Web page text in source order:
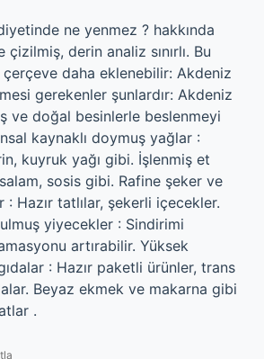
ne yenmez ? hakkında
derin analiz sınırlı. Bu
daha eklenebilir: Akdeniz
gerekenler şunlardır: Akdeniz
ve doğal besinlerle beslenmeyi
kaynaklı doymuş yağlar :
kuyruk yağı gibi. İşlenmiş et
sosis gibi. Rafine şeker ve
Hazır tatlılar, şekerli içecekler.
yiyecekler : Sindirimi
artırabilir. Yüksek
: Hazır paketli ürünler, trans
Beyaz ekmek ve makarna gibi
.